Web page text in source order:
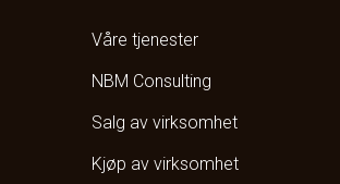
Våre tjenester
NBM Consulting
Salg av virksomhet
Kjøp av virksomhet